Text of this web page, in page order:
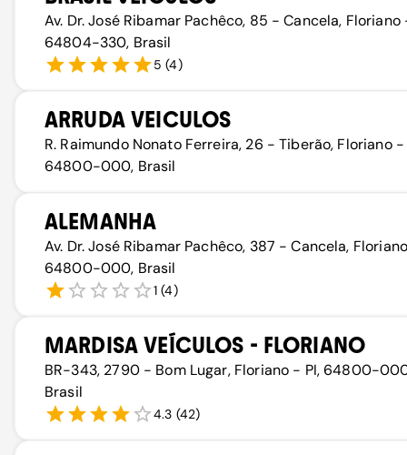
Av. Dr. José Ribamar Pachêco, 85 - Cancela, Floriano
64804-330, Brasil
5 (4)
ARRUDA VEICULOS
R. Raimundo Nonato Ferreira, 26 - Tiberão, Floriano -
64800-000, Brasil
ALEMANHA
Av. Dr. José Ribamar Pachêco, 387 - Cancela,
64800-000, Brasil
1 (4)
MARDISA VEÍCULOS - FLORIANO
BR-343, 2790 - Bom Lugar, Floriano - PI, 64800-
Brasil
4.3 (42)